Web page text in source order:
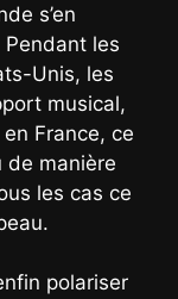
s’en
Pendant les
Unis, les
musical,
France, ce
de manière
les cas ce
polariser